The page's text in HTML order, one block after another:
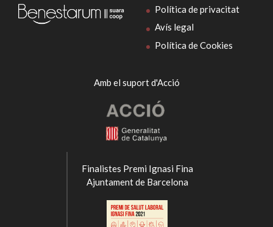
Política de privacitat
Avís legal
Política de Cookies
Amb el suport d'Acció
Finalistes Premi Ignasi Fina
Ajuntament de Barcelona